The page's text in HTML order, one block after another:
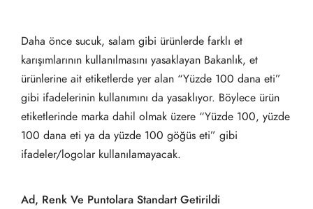
Daha önce sucuk, salam gibi ürünlerde farklı et
karışımlarının kullanılmasını yasaklayan Bakanlık, et
ürünlerine ait etiketlerde yer alan “Yüzde 100 dana eti”
gibi ifadelerinin kullanımını da yasaklıyor. Böylece ürün
etiketlerinde marka dahil olmak üzere “Yüzde 100, yüzde
100 dana eti ya da yüzde 100 göğüs eti” gibi
ifadeler/logolar kullanılamayacak.
Ad, Renk Ve Puntolara Standart Getirildi